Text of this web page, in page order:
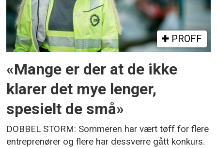
PROFF
«Mange er der at de ikke
klarer det mye lenger,
spesielt de små»
DOBBEL STORM: Sommeren har vært tøff for flere
entreprenører og flere har dessverre gått konkurs.